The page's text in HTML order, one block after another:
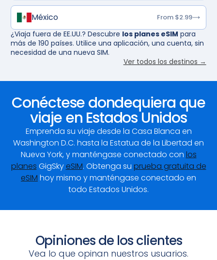
México From $2.99
¿Viaja fuera de EE.UU.? Descubre los planes eSIM para
más de 190 países. Utilice una aplicación, una cuenta, sin
necesidad de una nueva SIM.
Ver todos los destinos →
Conéctese dondequiera que
viaje en Estados Unidos
Emprenda su viaje desde la Casa Blanca en
Washington D.C. hasta la Estatua de la Libertad en
Nueva York, y manténgase conectado con los
planes GigSkyeSIM. Obtenga su prueba gratuita de
eSIM hoy mismo y manténgase conectado en
todo Estados Unidos.
Opiniones de los clientes
Vea lo que opinan nuestros usuarios.